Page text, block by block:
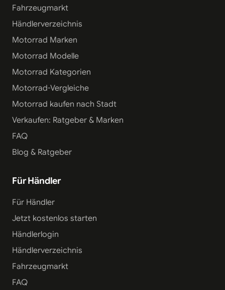
Fahrzeugmarkt
Händlerverzeichnis
Motorrad Marken
Motorrad Modelle
Motorrad Kategorien
Motorrad-Vergleiche
Motorrad kaufen nach Stadt
Verkaufen: Ratgeber & Marken
FAQ
Blog & Ratgeber
Für Händler
Für Händler
Jetzt kostenlos starten
Händlerlogin
Händlerverzeichnis
Fahrzeugmarkt
FAQ